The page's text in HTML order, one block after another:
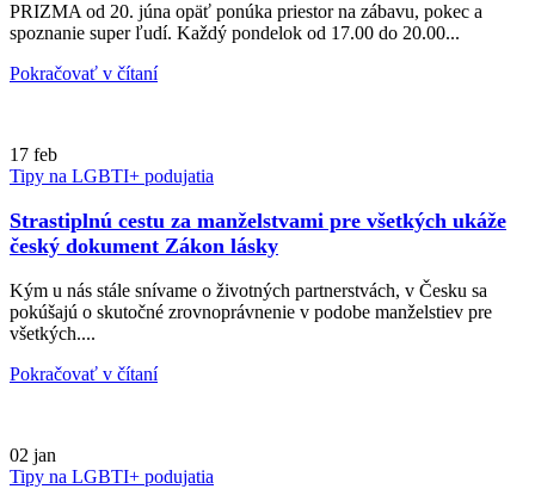
PRIZMA od 20. júna opäť ponúka priestor na zábavu, pokec a
spoznanie super ľudí. Každý pondelok od 17.00 do 20.00...
Pokračovať v čítaní
17 feb
Tipy na LGBTI+ podujatia
Strastiplnú cestu za manželstvami pre všetkých ukáže
český dokument Zákon lásky
Kým u nás stále snívame o životných partnerstvách, v Česku sa
pokúšajú o skutočné zrovnoprávnenie v podobe manželstiev pre
všetkých....
Pokračovať v čítaní
02 jan
Tipy na LGBTI+ podujatia